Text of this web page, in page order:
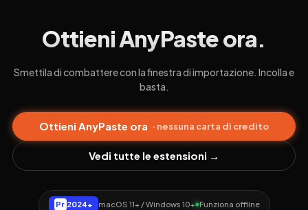
Ottieni AnyPaste ora.
Smettila di combattere con la finestra di importazione. Incolla e
basta.
Ottieni AnyPaste ora · nessuna carta di credito
Vedi tutte le estensioni →
Pr 2024+ macOS 11+ / Windows 10+ Funziona offline